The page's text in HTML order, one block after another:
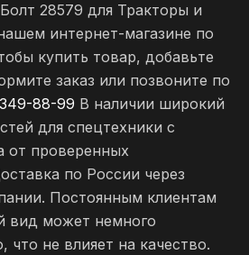
28579 для Тракторы и
интернет-магазине по
купить товар, добавьте
заказ или позвоните по
88-99 В наличии широкий
для спецтехники с
от проверенных
по России через
Постоянным клиентам
вид может немного
что не влияет на качество.